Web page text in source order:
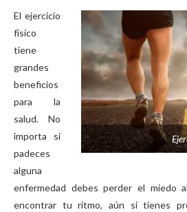
El ejercicio
físico
tiene
grandes
beneficios
para la
salud. No
importa si
padeces
alguna
enfermedad debes perder el miedo
encontrar tu ritmo, aún si tienes